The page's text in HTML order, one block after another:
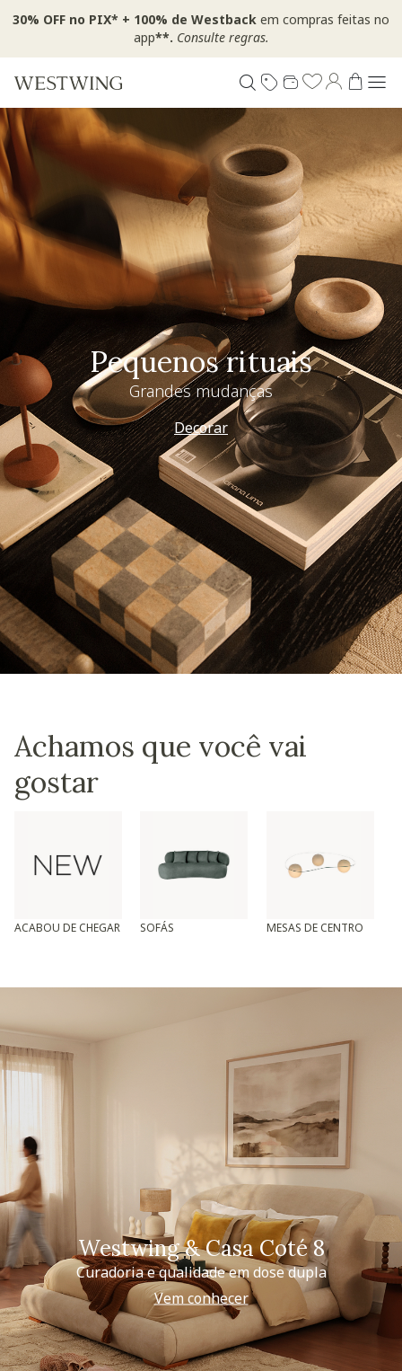
30% OFF no PIX* + 100% de Westback em compras feitas no
app**. Consulte regras.
Pequenos rituais
Grandes mudanças
Decorar
Achamos que você vai
gostar
ACABOU DE CHEGAR SOFÁS MESAS DE CENTRO
Westwing & Casa Coté 8
Curadoria e qualidade em dose dupla
Vem conhecer